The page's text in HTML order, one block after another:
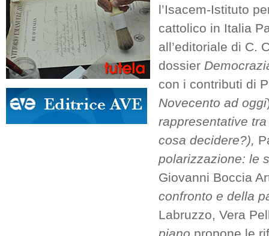
l’Isacem-Istituto
cattolico in Italia
all’editoriale di C.
dossier
con i contributi di
Novecento ad oggi
rappresentative
cosa decidere?),
polarizzazione: le
Giovanni Boccia
confronto e della
Labruzzo, Vera